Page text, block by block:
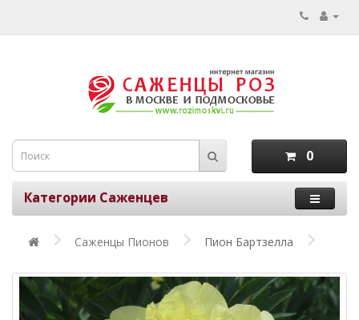
0
Категории Саженцев
Саженцы Пионов Пион Бартзелла